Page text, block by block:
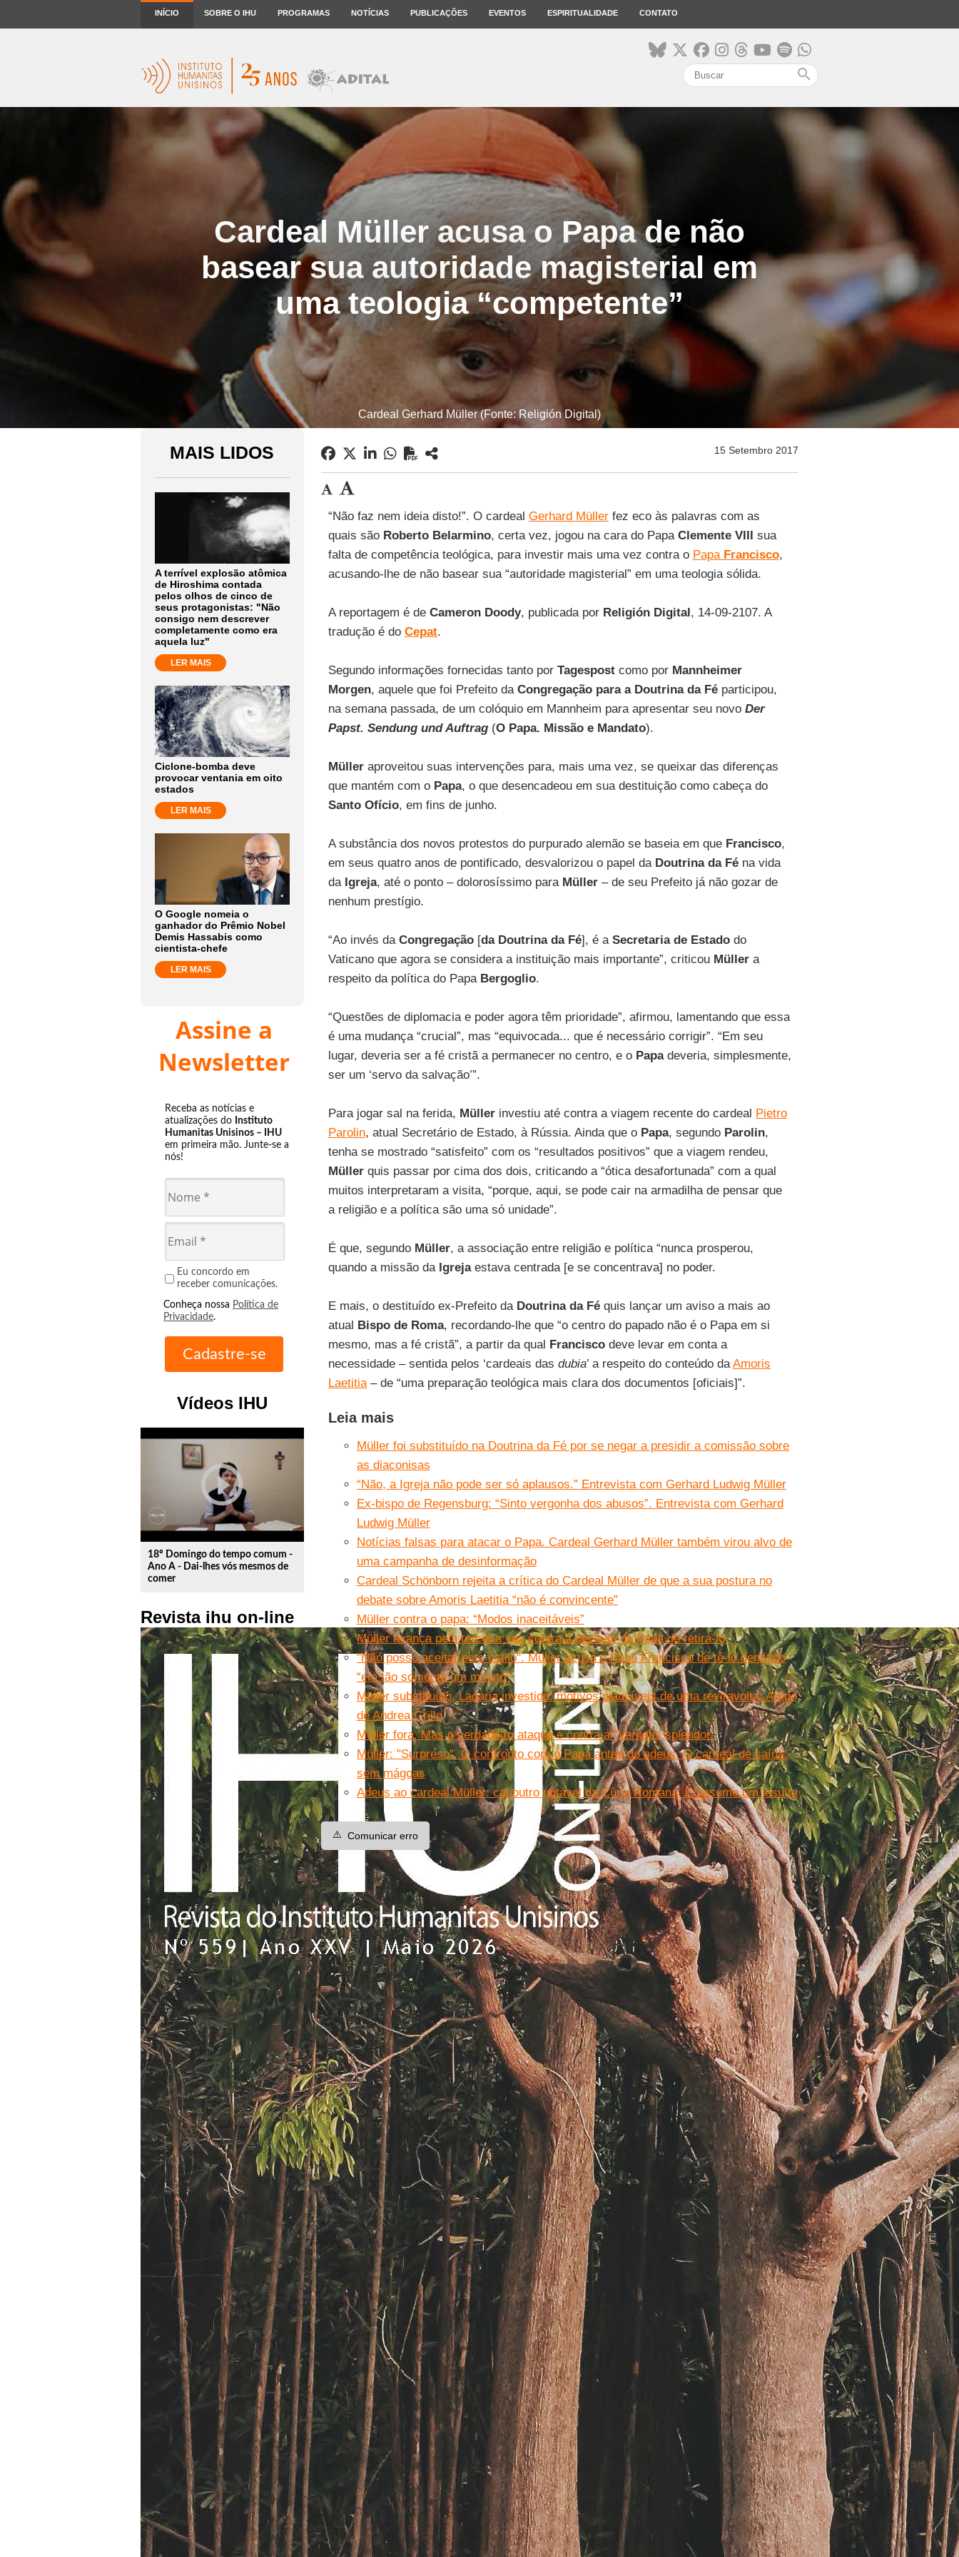
INÍCIO SOBRE O IHU PROGRAMAS NOTÍCIAS PUBLICAÇÕES EVENTOS ESPIRITUALIDADE CONTATO
search
Cardeal Müller acusa o Papa de não
basear sua autoridade magisterial em
uma teologia “competente”
Cardeal Gerhard Müller (Fonte: Religión Digital)
MAIS LIDOS
A terrível explosão atômica
de Hiroshima contada
pelos olhos de cinco de
seus protagonistas: "Não
consigo nem descrever
completamente como era
aquela luz"
LER MAIS
Ciclone-bomba deve
provocar ventania em oito
estados
LER MAIS
O Google nomeia o
ganhador do Prêmio Nobel
Demis Hassabis como
cientista-chefe
LER MAIS
Assine a
Newsletter
Receba as notícias e
atualizações do Instituto
Humanitas Unisinos – IHU
em primeira mão. Junte-se a
nós!
Eu concordo em
receber comunicações.
Conheça nossa Política de
Privacidade.
Vídeos IHU
play_circle_outline
18º Domingo do tempo comum -
Ano A - Dai-lhes vós mesmos de
comer
Revista ihu on-line
15 Setembro 2017
“Não faz nem ideia disto!”. O cardeal Gerhard Müllerfez eco às palavras com as
quais sãoRoberto Belarmino, certa vez, jogou na cara do Papa Clemente VIII sua
falta de competência teológica, para investir mais uma vez contra o Papa Francisco,
acusando-lhe de não basear sua “autoridade magisterial” em uma teologia sólida.
A reportagem é de Cameron Doody, publicada por Religión Digital, 14-09-2107. A
tradução é do Cepat.
Segundo informações fornecidas tanto por Tagespostcomo por Mannheimer
Morgen, aquele que foi Prefeito da Congregação para a Doutrina da Féparticipou,
na semana passada, de um colóquio em Mannheim para apresentar seu novo Der
Papst. Sendung und Auftrag (O Papa. Missão e Mandato).
Mülleraproveitou suas intervenções para, mais uma vez, se queixar das diferenças
que mantém com o Papa, o que desencadeou em sua destituição como cabeça do
Santo Ofício, em fins de junho.
A substância dos novos protestos do purpurado alemão se baseia em que Francisco,
em seus quatro anos de pontificado, desvalorizou o papel da Doutrina da Féna vida
da Igreja, até o ponto – dolorosíssimo para Müller– de seu Prefeito já não gozar de
nenhum prestígio.
“Ao invés da Congregação[da Doutrina da Fé], é a Secretaria de Estadodo
Vaticano que agora se considera a instituição mais importante”, criticou Müllera
respeito da política do Papa Bergoglio.
“Questões de diplomacia e poder agora têm prioridade”, afirmou, lamentando que essa
é uma mudança “crucial”, mas “equivocada... que é necessário corrigir”. “Em seu
lugar, deveria ser a fé cristã a permanecer no centro, e o Papadeveria, simplesmente,
ser um ‘servo da salvação’”.
Para jogar sal na ferida, Müllerinvestiu até contra a viagem recente do cardeal Pietro
Parolin, atual Secretário de Estado, à Rússia. Ainda que o Papa, segundo Parolin,
tenha se mostrado “satisfeito” com os “resultados positivos” que a viagem rendeu,
Müllerquis passar por cima dos dois, criticando a “ótica desafortunada” com a qual
muitos interpretaram a visita, “porque, aqui, se pode cair na armadilha de pensar que
a religião e a política são uma só unidade”.
É que, segundo Müller, a associação entre religião e política “nunca prosperou,
quando a missão da Igrejaestava centrada [e se concentrava] no poder.
E mais, o destituído ex-Prefeito da Doutrina da Féquis lançar um aviso a mais ao
atual Bispo de Roma, recordando-lhe que “o centro do papado não é o Papa em si
mesmo, mas a fé cristã”, a partir da qual Franciscodeve levar em conta a
necessidade – sentida pelos ‘cardeais das dubia’ a respeito do conteúdo daAmoris
Laetitia– de “uma preparação teológica mais clara dos documentos [oficiais]”.
Leia mais
Müller foi substituído na Doutrina da Fé por se negar a presidir a comissão sobre
as diaconisas
“Não, a Igreja não pode ser só aplausos.” Entrevista com Gerhard Ludwig Müller
Ex-bispo de Regensburg: “Sinto vergonha dos abusos”. Entrevista com Gerhard
Ludwig Müller
Notícias falsas para atacar o Papa. Cardeal Gerhard Müller também virou alvo de
uma campanha de desinformação
Cardeal Schönborn rejeita a crítica do Cardeal Müller de que a sua postura no
debate sobre Amoris Laetitia “não é convincente”
Müller contra o papa: “Modos inaceitáveis”
Müller avança pela terceira vez contra a decisão do Papa de retirá-lo
"Não posso aceitar este estilo". Müller acusa o Papa Francisco de tê-lo demitido
“em tão somente um minuto”
Müller substituído, Ladaria investido: motivos plausíveis de uma reviravolta. Artigo
de Andrea Grillo
Müller fora. Mas o verdadeiro ataque é contra a “Veritatis splendor”
Müller: "Surpreso". O confronto com o Papa antes do adeus. O cardeal de saída:
sem mágoas
Adeus ao cardeal Müller: cai outro notável da Cúria Romana. E assume um jesuíta
⚠️ Comunicar erro